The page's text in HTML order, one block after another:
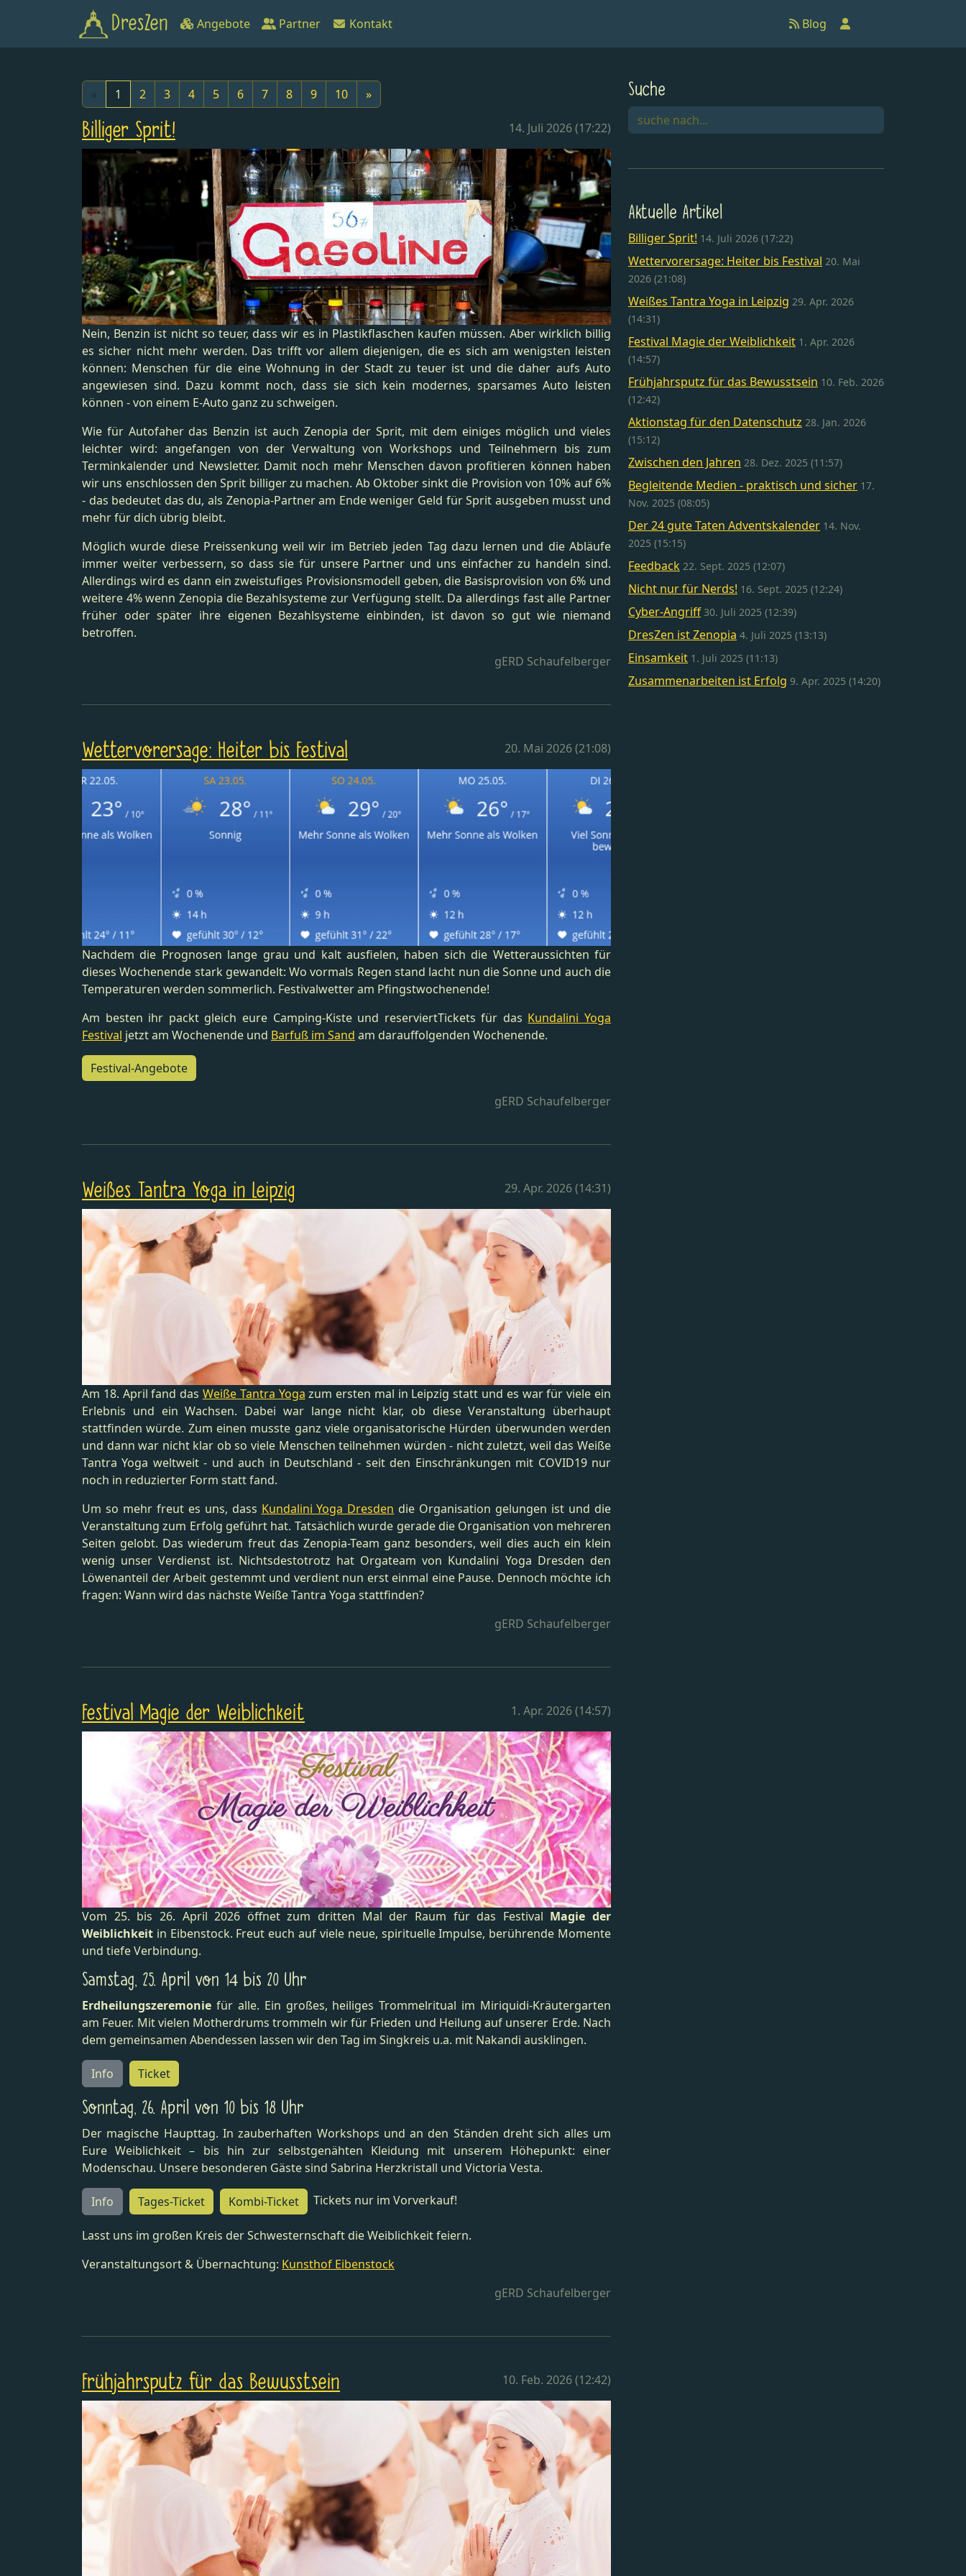
DresZen Angebote Partner Kontakt Blog
« 1 2 3 4 5 6 7 8 9 10 »
14. Juli 2026 (17:22)
Billiger Sprit!
Nein, Benzin ist nicht so teuer, dass wir es in Plastikflaschen kaufen müssen. Aber wirklich billig
es sicher nicht mehr werden. Das trifft vor allem diejenigen, die es sich am wenigsten leisten
können: Menschen für die eine Wohnung in der Stadt zu teuer ist und die daher aufs Auto
angewiesen sind. Dazu kommt noch, dass sie sich kein modernes, sparsames Auto leisten
können - von einem E-Auto ganz zu schweigen.
Wie für Autofaher das Benzin ist auch Zenopia der Sprit, mit dem einiges möglich und vieles
leichter wird: angefangen von der Verwaltung von Workshops und Teilnehmern bis zum
Terminkalender und Newsletter. Damit noch mehr Menschen davon profitieren können haben
wir uns enschlossen den Sprit billiger zu machen. Ab Oktober sinkt die Provision von 10% auf 6%
- das bedeutet das du, als Zenopia-Partner am Ende weniger Geld für Sprit ausgeben musst und
mehr für dich übrig bleibt.
Möglich wurde diese Preissenkung weil wir im Betrieb jeden Tag dazu lernen und die Abläufe
immer weiter verbessern, so dass sie für unsere Partner und uns einfacher zu handeln sind.
Allerdings wird es dann ein zweistufiges Provisionsmodell geben, die Basisprovision von 6% und
weitere 4% wenn Zenopia die Bezahlsysteme zur Verfügung stellt. Da allerdings fast alle Partner
früher oder später ihre eigenen Bezahlsysteme einbinden, ist davon so gut wie niemand
betroffen.
gERD Schaufelberger
20. Mai 2026 (21:08)
Wettervorersage: Heiter bis Festival
Nachdem die Prognosen lange grau und kalt ausfielen, haben sich die Wetteraussichten für
dieses Wochenende stark gewandelt: Wo vormals Regen stand lacht nun die Sonne und auch die
Temperaturen werden sommerlich. Festivalwetter am Pfingstwochenende!
Am besten ihr packt gleich eure Camping-Kiste und reserviertTickets für das Kundalini Yoga
Festival jetzt am Wochenende und Barfuß im Sand am darauffolgenden Wochenende.
Festival-Angebote
gERD Schaufelberger
29. Apr. 2026 (14:31)
Weißes Tantra Yoga in Leipzig
Am 18. April fand das Weiße Tantra Yoga zum ersten mal in Leipzig statt und es war für viele ein
Erlebnis und ein Wachsen. Dabei war lange nicht klar, ob diese Veranstaltung überhaupt
stattfinden würde. Zum einen musste ganz viele organisatorische Hürden überwunden werden
und dann war nicht klar ob so viele Menschen teilnehmen würden - nicht zuletzt, weil das Weiße
Tantra Yoga weltweit - und auch in Deutschland - seit den Einschränkungen mit COVID19 nur
noch in reduzierter Form statt fand.
Um so mehr freut es uns, dass Kundalini Yoga Dresden die Organisation gelungen ist und die
Veranstaltung zum Erfolg geführt hat. Tatsächlich wurde gerade die Organisation von mehreren
Seiten gelobt. Das wiederum freut das Zenopia-Team ganz besonders, weil dies auch ein klein
wenig unser Verdienst ist. Nichtsdestotrotz hat Orgateam von Kundalini Yoga Dresden den
Löwenanteil der Arbeit gestemmt und verdient nun erst einmal eine Pause. Dennoch möchte ich
fragen: Wann wird das nächste Weiße Tantra Yoga stattfinden?
gERD Schaufelberger
1. Apr. 2026 (14:57)
Festival Magie der Weiblichkeit
Vom 25. bis 26. April 2026 öffnet zum dritten Mal der Raum für das Festival Magie der
Weiblichkeit in Eibenstock. Freut euch auf viele neue, spirituelle Impulse, berührende Momente
und tiefe Verbindung.
Samstag, 25. April von 14 bis 20 Uhr
Erdheilungszeremonie für alle. Ein großes, heiliges Trommelritual im Miriquidi-Kräutergarten
am Feuer. Mit vielen Motherdrums trommeln wir für Frieden und Heilung auf unserer Erde. Nach
dem gemeinsamen Abendessen lassen wir den Tag im Singkreis u.a. mit Nakandi ausklingen.
Info Ticket
Sonntag, 26. April von 10 bis 18 Uhr
Der magische Haupttag. In zauberhaften Workshops und an den Ständen dreht sich alles um
Eure Weiblichkeit – bis hin zur selbstgenähten Kleidung mit unserem Höhepunkt: einer
Modenschau. Unsere besonderen Gäste sind Sabrina Herzkristall und Victoria Vesta.
Info Tages-Ticket Kombi-Ticket Tickets nur im Vorverkauf!
Lasst uns im großen Kreis der Schwesternschaft die Weiblichkeit feiern.
Veranstaltungsort & Übernachtung: Kunsthof Eibenstock
gERD Schaufelberger
10. Feb. 2026 (12:42)
Frühjahrsputz für das Bewusstsein
Suche
Aktuelle Artikel
Billiger Sprit! 14. Juli 2026 (17:22)
Wettervorersage: Heiter bis Festival 20. Mai
2026 (21:08)
Weißes Tantra Yoga in Leipzig 29. Apr. 2026
(14:31)
Festival Magie der Weiblichkeit 1. Apr. 2026
(14:57)
Frühjahrsputz für das Bewusstsein 10. Feb. 2026
(12:42)
Aktionstag für den Datenschutz 28. Jan. 2026
(15:12)
Zwischen den Jahren 28. Dez. 2025 (11:57)
Begleitende Medien - praktisch und sicher 17.
Nov. 2025 (08:05)
Der 24 gute Taten Adventskalender 14. Nov.
2025 (15:15)
Feedback 22. Sept. 2025 (12:07)
Nicht nur für Nerds! 16. Sept. 2025 (12:24)
Cyber-Angriff 30. Juli 2025 (12:39)
DresZen ist Zenopia 4. Juli 2025 (13:13)
Einsamkeit 1. Juli 2025 (11:13)
Zusammenarbeiten ist Erfolg 9. Apr. 2025 (14:20)